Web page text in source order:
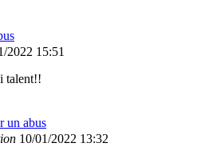
2022 15:51
talent!!
un abus
10/01/2022 13:32